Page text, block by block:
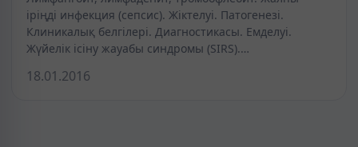
іріңді инфекция (сепсис). Жіктелуі. Патогенезі.
Клиникалық белгілері. Диагностикасы. Емделуі.
Жүйелік ісіну жауабы синдромы (SIRS).…
18.01.2016